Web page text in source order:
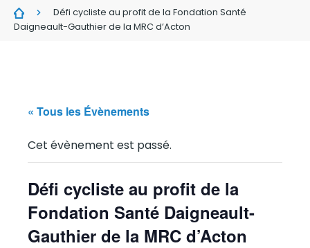
Défi cycliste au profit de la Fondation Santé
Daigneault-Gauthier de la MRC d’Acton
« Tous les Évènements
Cet évènement est passé.
Défi cycliste au profit de la
Fondation Santé Daigneault-
Gauthier de la MRC d’Acton